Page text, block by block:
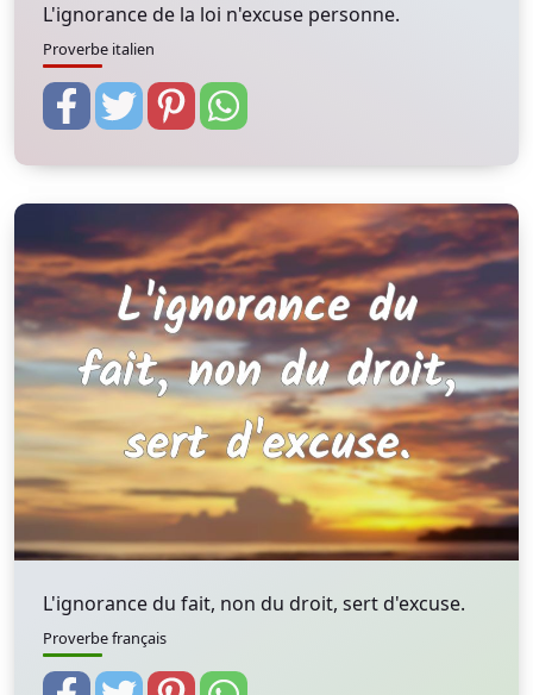
L'ignorance de la loi n'excuse personne.
Proverbe italien
L'ignorance du fait, non du droit, sert d'excuse.
Proverbe français